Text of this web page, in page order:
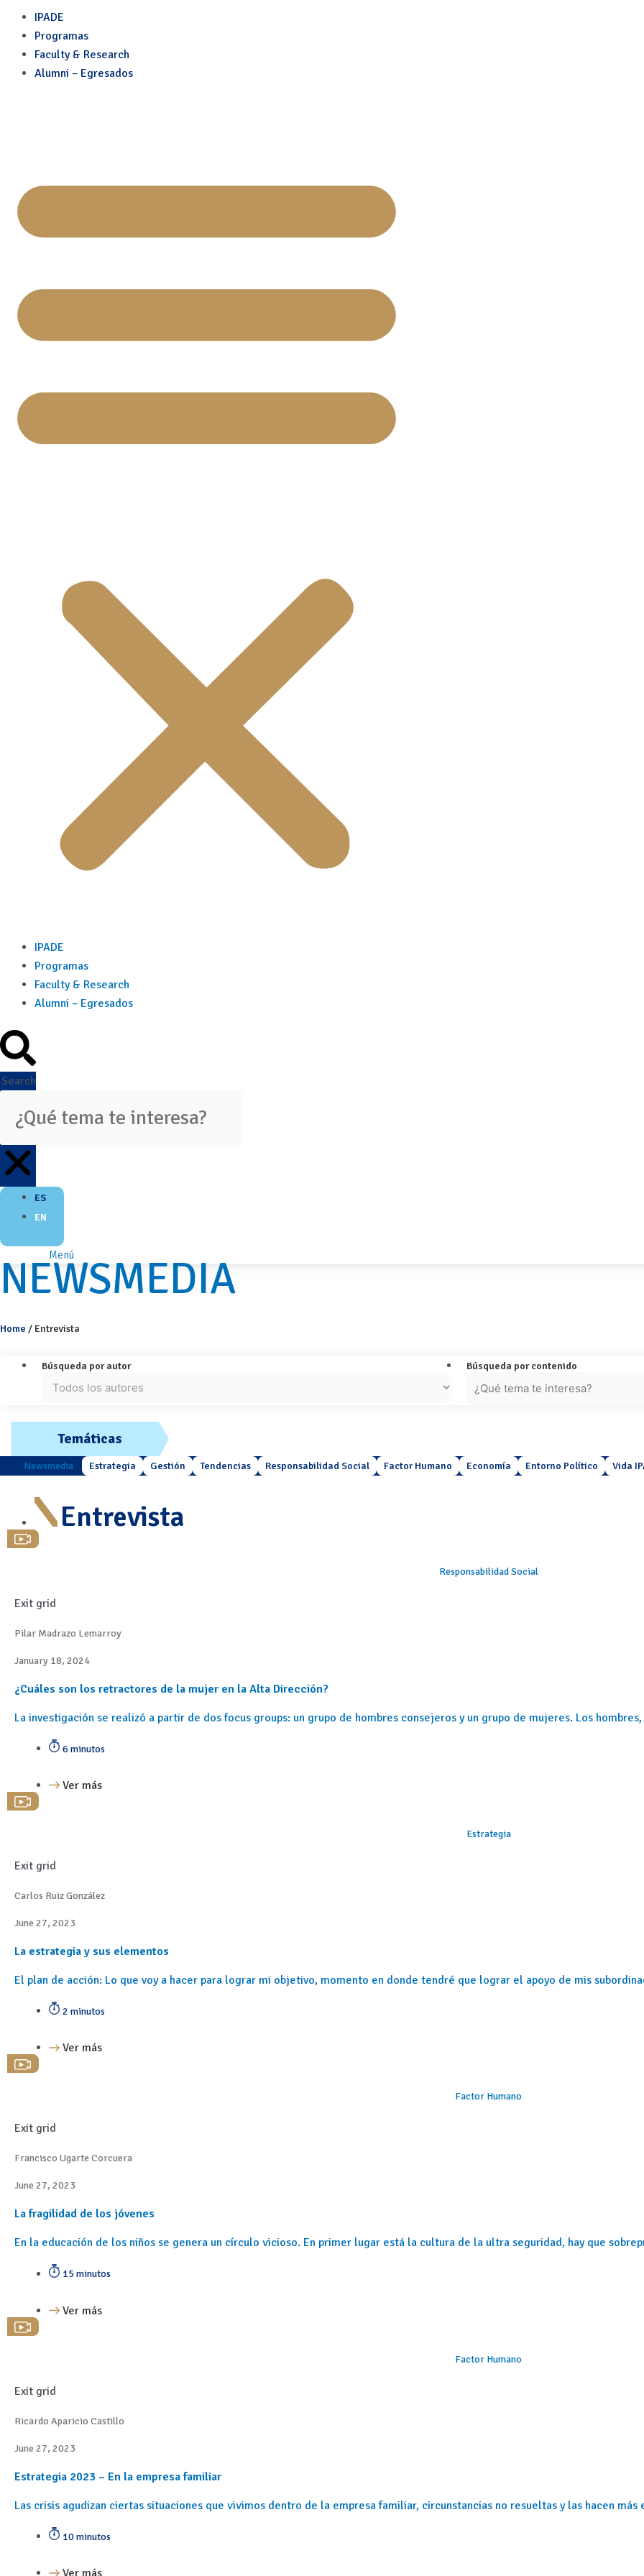
Entrevista
IPADE
Programas
Faculty & Research
Alumni – Egresados
IPADE
Programas
Faculty & Research
Alumni – Egresados
Search
ES
EN
Menú
NEWSMEDIA
Home / Entrevista
Búsqueda por autor Búsqueda por contenido
Temáticas
Newsmedia Estrategia Gestión Tendencias Responsabilidad Social Factor Humano Economía Entorno Político Vida
Entrevista
Responsabilidad Social
Exit grid
Pilar Madrazo Lemarroy
January 18, 2024
¿Cuáles son los retractores de la mujer en la Alta Dirección?
La investigación se realizó a partir de dos focus groups: un grupo de hombres consejeros y un grupo de mujeres. Los
6 minutos
Ver más
Estrategia
Exit grid
Carlos Ruiz González
June 27, 2023
La estrategia y sus elementos
El plan de acción: Lo que voy a hacer para lograr mi objetivo, momento en donde tendré que lograr el apoyo de mis
2 minutos
Ver más
Factor Humano
Exit grid
Francisco Ugarte Corcuera
June 27, 2023
La fragilidad de los jóvenes
En la educación de los niños se genera un círculo vicioso. En primer lugar está la cultura de la ultra seguridad, hay que
15 minutos
Ver más
Factor Humano
Exit grid
Ricardo Aparicio Castillo
June 27, 2023
Estrategia 2023 – En la empresa familiar
Las crisis agudizan ciertas situaciones que vivimos dentro de la empresa familiar, circunstancias no resueltas y las hacen
10 minutos